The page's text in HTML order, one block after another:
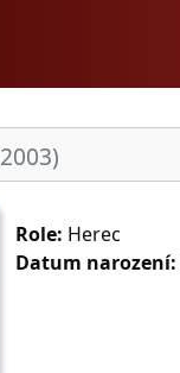
Role: Herec
Datum narození: